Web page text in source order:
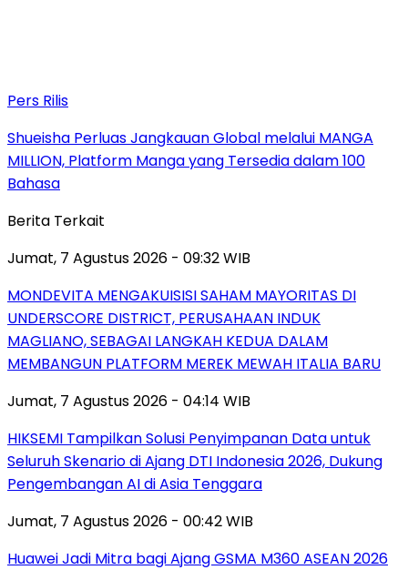
Pers Rilis
Shueisha Perluas Jangkauan Global melalui MANGA
MILLION, Platform Manga yang Tersedia dalam 100
Bahasa
Berita Terkait
Jumat, 7 Agustus 2026 - 09:32 WIB
MONDEVITA MENGAKUISISI SAHAM MAYORITAS DI
UNDERSCORE DISTRICT, PERUSAHAAN INDUK
MAGLIANO, SEBAGAI LANGKAH KEDUA DALAM
MEMBANGUN PLATFORM MEREK MEWAH ITALIA BARU
Jumat, 7 Agustus 2026 - 04:14 WIB
HIKSEMI Tampilkan Solusi Penyimpanan Data untuk
Seluruh Skenario di Ajang DTI Indonesia 2026, Dukung
Pengembangan AI di Asia Tenggara
Jumat, 7 Agustus 2026 - 00:42 WIB
Huawei Jadi Mitra bagi Ajang GSMA M360 ASEAN 2026